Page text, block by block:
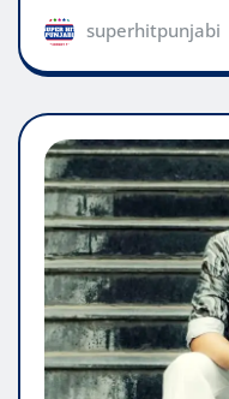
superhitpunjabi